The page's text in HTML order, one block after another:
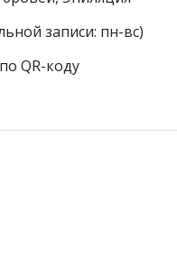
записи: пн-вс)
QR-коду